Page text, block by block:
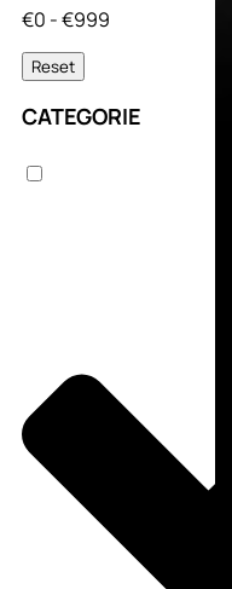
€0 - €999
Reset
CATEGORIE